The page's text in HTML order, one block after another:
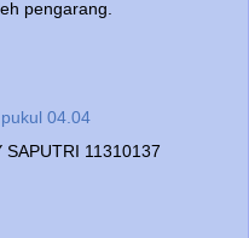
pengarang.
04.04
SAPUTRI 11310137